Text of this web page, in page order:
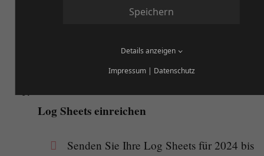
Das Pferd muss ein
sein (Name und AQHA-
Registrierungsnummer erforderlich).
Log Sheets einreichen
Senden Sie Ihre Log Sheets für 2024 bis
Speichern
Details anzeigen
Impressum| Datenschutz